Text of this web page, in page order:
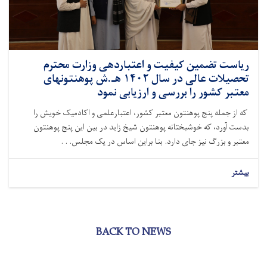
ریاست تضمین کیفیت و اعتباردهی وزارت محترم
تحصیلات عالی در سال ۱۴۰۲ هـ.ش پوهنتونهای
معتبر کشور را بررسی و ارزیابی نمود
که از جمله پنج پوهنتون معتبر کشور، اعتبارعلمی و اکادمیک خویش را
بدست آورد، که خوشبختانه پوهنتون شیخ زاید در بین این پنج پوهنتون
معتبر و بزرگ نیز جای دارد. بنا براین اساس در یک مجلس. . .
بیشتر
BACK TO NEWS